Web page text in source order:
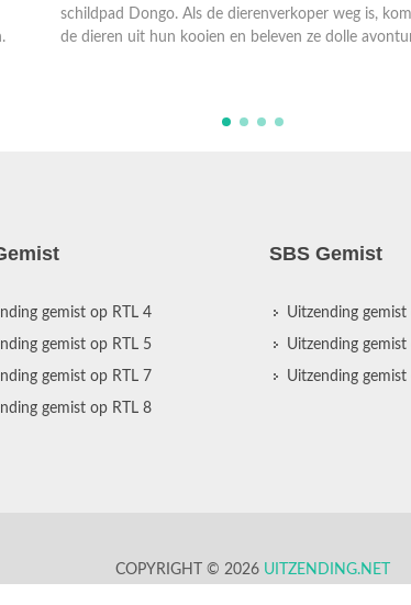
schildpad Dongo. Als de dierenverkoper weg is,
de dieren uit hun kooien en beleven ze dolle
gemist op RTL 4
gemist op RTL 5
gemist op RTL 7
gemist op RTL 8
SBS Gemist
Uitzending
Uitzending gemist
Uitzending gemist
COPYRIGHT © 2026 UITZENDING.NET